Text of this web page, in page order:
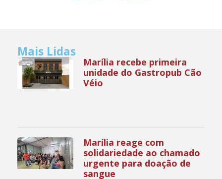
Mais Lidas
Marília recebe primeira
unidade do Gastropub Cão
Véio
Marília reage com
solidariedade ao chamado
urgente para doação de
sangue